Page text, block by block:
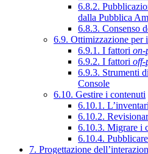
6.8.2.
dalla Pubblica
6.8.3. Consenso
6.9. Ottimizzazione per
6.9.1. I fattori on-
6.9.2. I fattori off-
6.9.3. Strumenti
Console
6.10. Gestire i contenuti
6.10.1.
6.10.2.
6.10.3. Migrare i
6.10.4.
7. Progettazione